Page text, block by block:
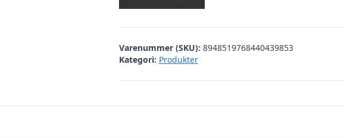
Varenummer (SKU): 8948519768440439853
Kategori: Produkter